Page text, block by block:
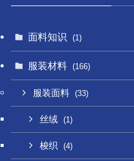
面料知识 (1)
服装材料 (166)
服装面料 (33)
丝绒 (1)
梭织 (4)